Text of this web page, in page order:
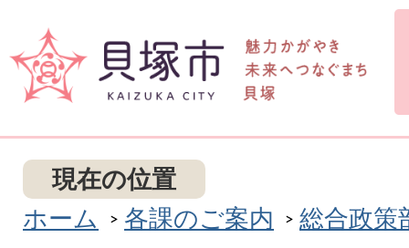
現在の位置
ホーム
各課のご案内 総合政策